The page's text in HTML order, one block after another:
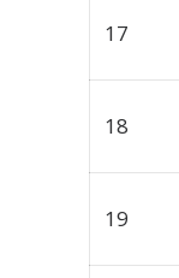
17
18
19